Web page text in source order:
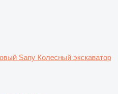
Sany Колесный экскаватор